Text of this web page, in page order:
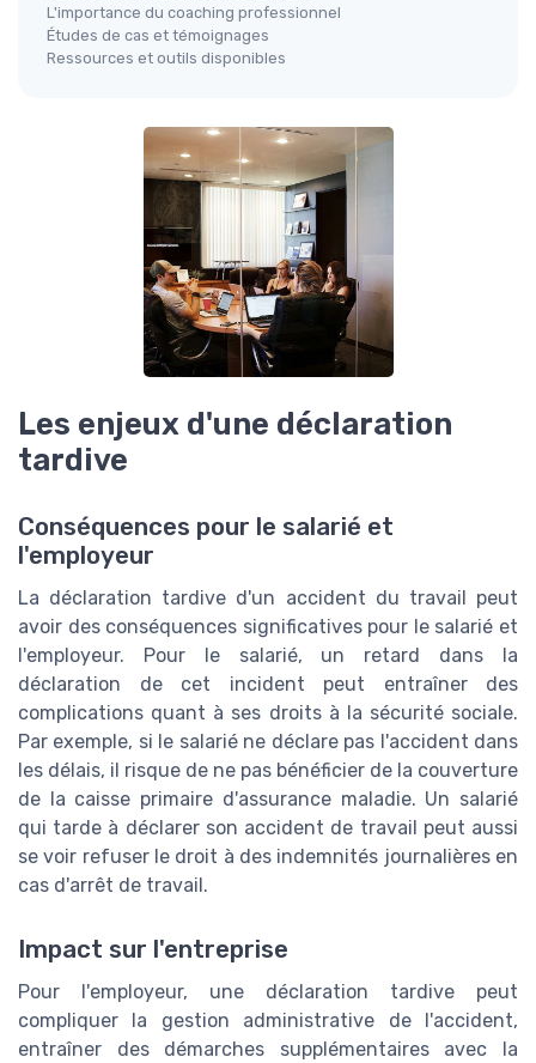
L'importance du coaching professionnel
Études de cas et témoignages
Ressources et outils disponibles
Les enjeux d'une déclaration
tardive
Conséquences pour le salarié et
l'employeur
La déclaration tardive d'un accident du travail peut
avoir des conséquences significatives pour le salarié et
l'employeur. Pour le salarié, un retard dans la
déclaration de cet incident peut entraîner des
complications quant à ses droits à la sécurité sociale.
Par exemple, si le salarié ne déclare pas l'accident dans
les délais, il risque de ne pas bénéficier de la couverture
de la caisse primaire d'assurance maladie. Un salarié
qui tarde à déclarer son accident de travail peut aussi
se voir refuser le droit à des indemnités journalières en
cas d'arrêt de travail.
Impact sur l'entreprise
Pour l'employeur, une déclaration tardive peut
compliquer la gestion administrative de l'accident,
entraîner des démarches supplémentaires avec la